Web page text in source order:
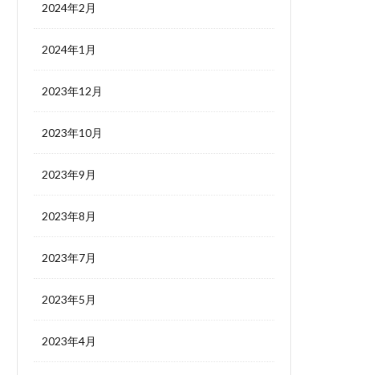
2024年2月
2024年1月
2023年12月
2023年10月
2023年9月
2023年8月
2023年7月
2023年5月
2023年4月